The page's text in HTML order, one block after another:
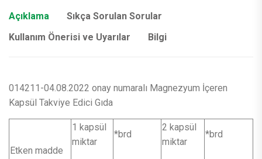
Açıklama
Sıkça Sorulan Sorular
Kullanım Önerisi ve Uyarılar
Bilgi
014211-04.08.2022 onay numaralı Magnezyum İçeren
Kapsül Takviye Edici Gıda
Etken madde
1 kapsül
miktar
*brd
2 kapsül
miktar
*brd